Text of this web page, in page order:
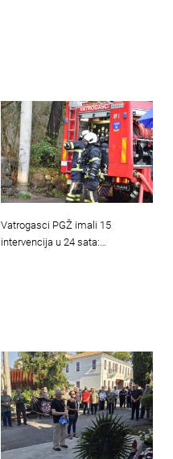
Vatrogasci PGŽ imali 15
intervencija u 24 sata:…